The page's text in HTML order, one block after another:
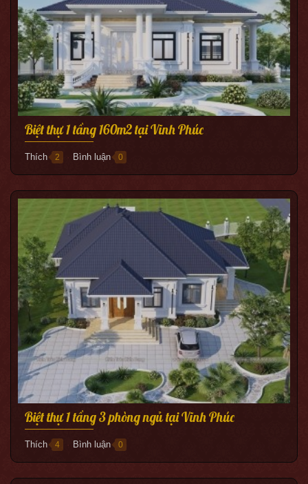
Biệt thự 1 tầng 160m2 tại Vĩnh Phúc
Thích 2 ● Bình luận 0
Biệt thự 1 tầng 3 phòng ngủ tại Vĩnh Phúc
Thích 4 Bình luận 0